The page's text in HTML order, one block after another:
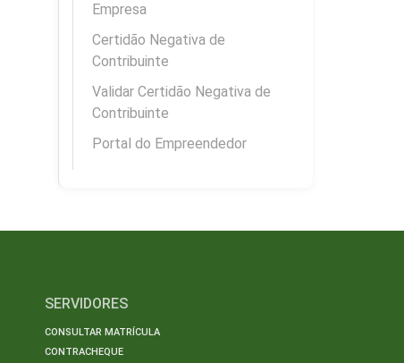
Empresa
Certidão Negativa de
Contribuinte
Validar Certidão Negativa de
Contribuinte
Portal do Empreendedor
SERVIDORES
CONSULTAR MATRÍCULA
CONTRACHEQUE